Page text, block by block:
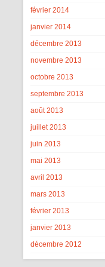
février 2014
janvier 2014
décembre 2013
novembre 2013
octobre 2013
septembre 2013
août 2013
juillet 2013
juin 2013
mai 2013
avril 2013
mars 2013
février 2013
janvier 2013
décembre 2012